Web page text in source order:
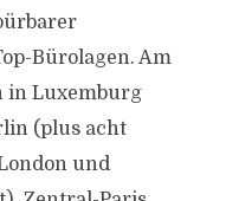
Bürolagen. Am
in Luxemburg
(plus acht
und